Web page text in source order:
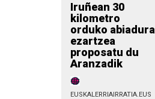
Iruñean 30
kilometro
orduko abiadura
ezartzea
proposatu du
Aranzadik
EUSKALERRIAIRRATIA.EUS